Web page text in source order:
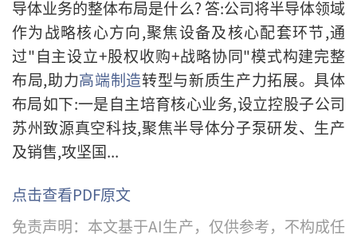
导体业务的整体布局是什么? 答:公司将半导体领域
作为战略核心方向,聚焦设备及核心配套环节,通
过"自主设立+股权收购+战略协同"模式构建完整
布局,助力高端制造转型与新质生产力拓展。具体
布局如下:一是自主培育核心业务,设立控股子公司
苏州致源真空科技,聚焦半导体分子泵研发、生产
及销售,攻坚国...
点击查看PDF原文
免责声明：本文基于AI生产，仅供参考，不构成任